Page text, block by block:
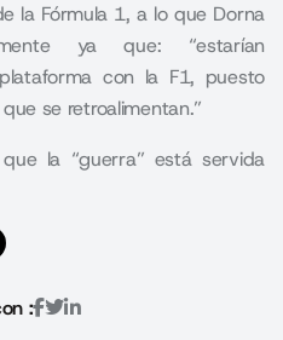
la Fórmula 1, a lo que Dorna
ya que: “estarían
con la F1, puesto
se retroalimentan.”
la “guerra” está servida
: